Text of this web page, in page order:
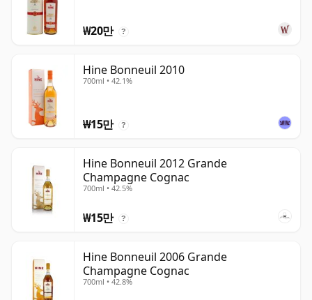
₩20만 ?
Hine Bonneuil 2010
700ml • 42.1%
₩15만 ?
Hine Bonneuil 2012 Grande
Champagne Cognac
700ml • 42.5%
₩15만 ?
Hine Bonneuil 2006 Grande
Champagne Cognac
700ml • 42.8%